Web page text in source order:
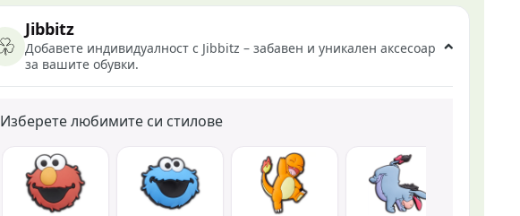
Jibbitz
Добавете индивидуалност с Jibbitz – забавен и уникален аксесоар
за вашите обувки.
Изберете любимите си стилове